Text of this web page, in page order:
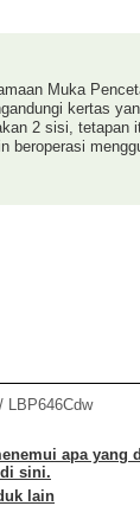
Muka
kertas
2 sisi, tetapan
beroperasi
LBP646Cdw
apa yang
sini.
lain